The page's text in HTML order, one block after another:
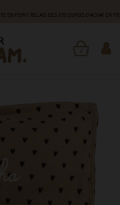
EN POINT RELAIS DÈS 100 EUROS D'ACHAT EN